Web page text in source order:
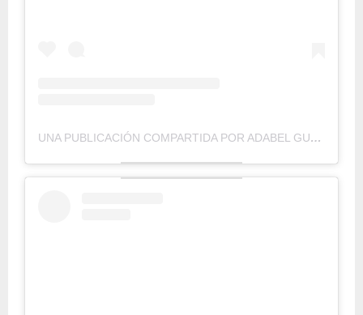
UNA PUBLICACIÓN COMPARTIDA POR ADABEL GUERRERO (@ADABELGUERRERO)